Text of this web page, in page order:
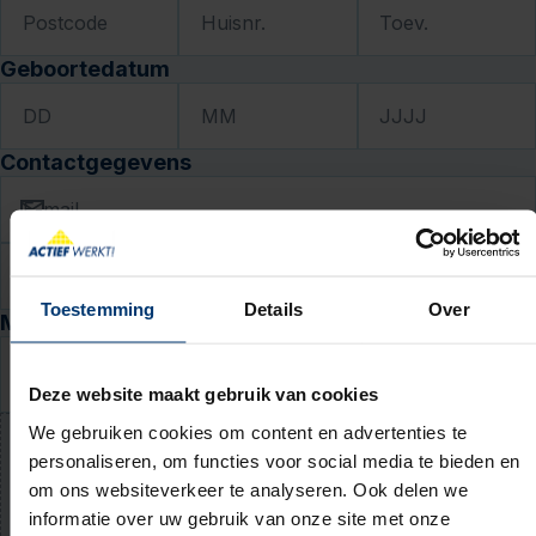
Toestemming Details Over
Deze website maakt gebruik van cookies
We gebruiken cookies om content en advertenties te
personaliseren, om functies voor social media te bieden en
om ons websiteverkeer te analyseren. Ook delen we
informatie over uw gebruik van onze site met onze
Postcode Huisnr. Toev.
Geboortedatum
DD MM JJJJ
Contactgegevens
E-mail
Motivatie en cv
Upload jouw cv (niet verplicht)
PDF of Word-document (max. 5 MB)